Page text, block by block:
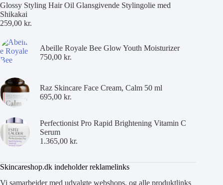
Glossy Styling Hair Oil Glansgivende Stylingolie med
Shikakai
259,00 kr.
Abeille Royale Bee Glow Youth Moisturizer
750,00 kr.
Raz Skincare Face Cream, Calm 50 ml
695,00 kr.
Perfectionist Pro Rapid Brightening Vitamin C
Serum
1.365,00 kr.
Skincareshop.dk indeholder reklamelinks
Vi samarbejder med udvalgte webshops, og alle produktlinks